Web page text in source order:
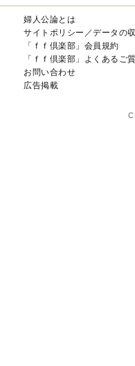
婦人公論とは
サイトポリシー／データの
「ｆｆ倶楽部」会員規約
「ｆｆ倶楽部」よくあるご
お問い合わせ
広告掲載